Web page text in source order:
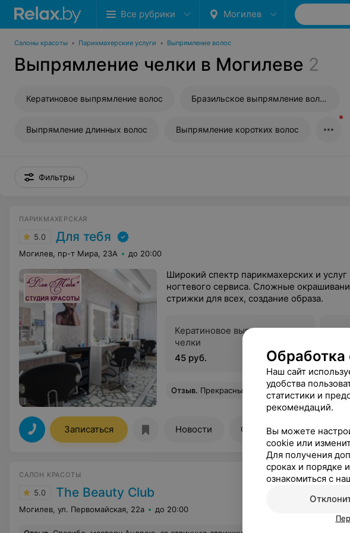
Все рубрики Могилев
Салоны красоты • Парикмахерские услуги • Выпрямление волос
Выпрямление челки в Могилеве 2
Кератиновое выпрямление волос Бразильское выпрямление волос
Выпрямление длинных волос Выпрямление коротких волос
Фильтры
ПАРИКМАХЕРСКАЯ
5.0 Для тебя
Могилев, пр-т Мира, 23А до 20:00
Широкий спектр парикмахерских и услуг
ногтевого сервиса. Сложные
стрижки для всех, создание образа.
Кератиновое выпрямление
челки
45 руб.
Отзыв. Прекрасный мастер и хороший человек! Каждый раз приходишь постричься, а получаешь ещё и постоянный заряд положительных
Записаться Новости Отзывы Все
САЛОН КРАСОТЫ
5.0 The Beauty Club
Могилев, ул. Первомайская, 22а до 20:00
Наш сайт
удобства
статистики и
рекомендаций.
Вы можете
cookie или
Для получения
сроках и порядке
ознакомиться с